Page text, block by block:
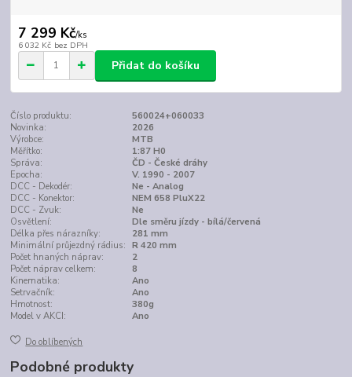
7 299 Kč/ks
6 032 Kč bez DPH
Přidat do košíku
Číslo produktu:
560024+060033
Novinka:
2026
Výrobce:
MTB
Měřítko:
1:87 H0
Správa:
ČD - České dráhy
Epocha:
V. 1990 - 2007
DCC - Dekodér:
Ne - Analog
DCC - Konektor:
NEM 658 PluX22
DCC - Zvuk:
Ne
Osvětlení:
Dle směru jízdy - bílá/červená
Délka přes nárazníky:
281 mm
Minimální průjezdný rádius: R 420 mm
Počet hnaných náprav:
2
Počet náprav celkem:
8
Kinematika:
Ano
Setrvačník:
Ano
Hmotnost:
380g
Model v AKCI:
Ano
Do oblíbených
Podobné produkty